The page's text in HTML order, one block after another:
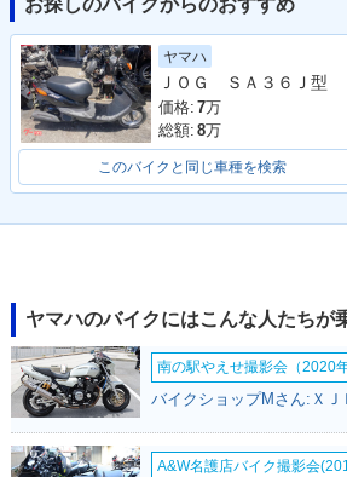
2017年 JOG ZR・
カラーチェンジ
2015年 JOG ZR・
カラーチェンジ
ヤマハ
ＪＯＧ ＳＡ３６Ｊ型
価格: 7万
総額: 8万
このバイクと同じ車種を検索
ヤマハのバイクにはこんな人たちが
南の駅やえせ撮影会（2020
バイクショップMさん:Ｘ
A&W名護店バイク撮影会